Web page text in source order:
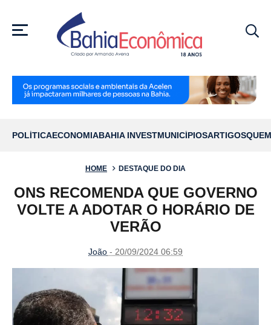
MENU
POLÍTICAECONOMIABAHIA INVESTMUNICÍPIOSARTIGOS
HOME DESTAQUE DO DIA
ONS RECOMENDA QUE GOVERNO
VOLTE A ADOTAR O HORÁRIO DE
VERÃO
João - 20/09/2024 06:59